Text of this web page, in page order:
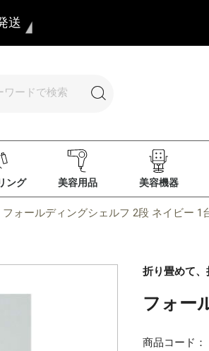
送
ング 美容用品 美容機器
フォールディングシェルフ 2段 ネイビー 1
折り畳めて、
フォー
商品コード：